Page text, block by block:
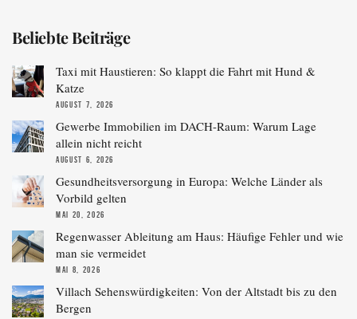
Beliebte Beiträge
Taxi mit Haustieren: So klappt die Fahrt mit Hund &
Katze
AUGUST 7, 2026
Gewerbe Immobilien im DACH-Raum: Warum Lage
allein nicht reicht
AUGUST 6, 2026
Gesundheitsversorgung in Europa: Welche Länder als
Vorbild gelten
MAI 20, 2026
Regenwasser Ableitung am Haus: Häufige Fehler und wie
man sie vermeidet
MAI 8, 2026
Villach Sehenswürdigkeiten: Von der Altstadt bis zu den
Bergen